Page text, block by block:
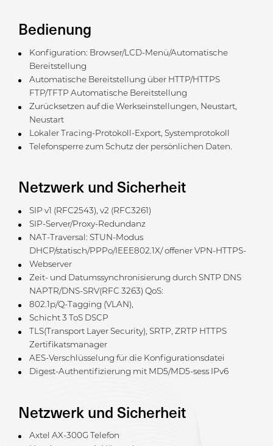
Bedienung
Konfiguration: Browser/LCD-Menü/Automatische
Bereitstellung
Automatische Bereitstellung über HTTP/HTTPS
FTP/TFTP Automatische Bereitstellung
Zurücksetzen auf die Werkseinstellungen, Neustart,
Neustart
Lokaler Tracing-Protokoll-Export, Systemprotokoll
Telefonsperre zum Schutz der persönlichen Daten.
Netzwerk und Sicherheit
SIP v1 (RFC2543), v2 (RFC3261)
SIP-Server/Proxy-Redundanz
NAT-Traversal: STUN-Modus
DHCP/statisch/PPPo/IEEE802.1X/ offener VPN-HTTPS-
Webserver
Zeit- und Datumssynchronisierung durch SNTP DNS
NAPTR/DNS-SRV(RFC 3263) QoS:
802.1p/Q-Tagging (VLAN),
Schicht 3 ToS DSCP
TLS(Transport Layer Security), SRTP, ZRTP HTTPS
Zertifikatsmanager
AES-Verschlüsselung für die Konfigurationsdatei
Digest-Authentifizierung mit MD5/MD5-sess IPv6
Netzwerk und Sicherheit
Axtel AX-300G Telefon